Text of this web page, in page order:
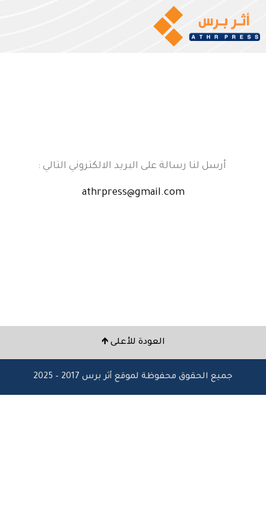
أرسل لنا رسالة على البريد الالكتروني التالي :
athrpress@gmail.com
العودة للأعلى 🡹
جميع الحقوق محفوظة لموقع أثر برس 2017 – 2025